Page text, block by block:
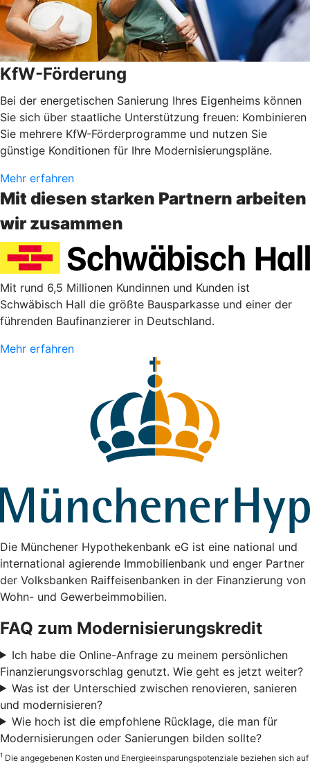
KfW-Förderung
Bei der energetischen Sanierung Ihres Eigenheims können
Sie sich über staatliche Unterstützung freuen: Kombinieren
Sie mehrere KfW-Förderprogramme und nutzen Sie
günstige Konditionen für Ihre Modernisierungspläne.
Mehr erfahren
Mit diesen starken Partnern arbeiten
wir zusammen
Mit rund 6,5 Millionen Kundinnen und Kunden ist
Schwäbisch Hall die größte Bausparkasse und einer der
führenden Baufinanzierer in Deutschland.
Mehr erfahren
Die Münchener Hypothekenbank eG ist eine national und
international agierende Immobilienbank und enger Partner
der Volksbanken Raiffeisenbanken in der Finanzierung von
Wohn- und Gewerbeimmobilien.
FAQ zum Modernisierungskredit
Ich habe die Online-Anfrage zu meinem persönlichen
Finanzierungsvorschlag genutzt. Wie geht es jetzt weiter?
Was ist der Unterschied zwischen renovieren, sanieren
und modernisieren?
Wie hoch ist die empfohlene Rücklage, die man für
Modernisierungen oder Sanierungen bilden sollte?
1 Die angegebenen Kosten und Energieeinsparungspotenziale beziehen sich auf